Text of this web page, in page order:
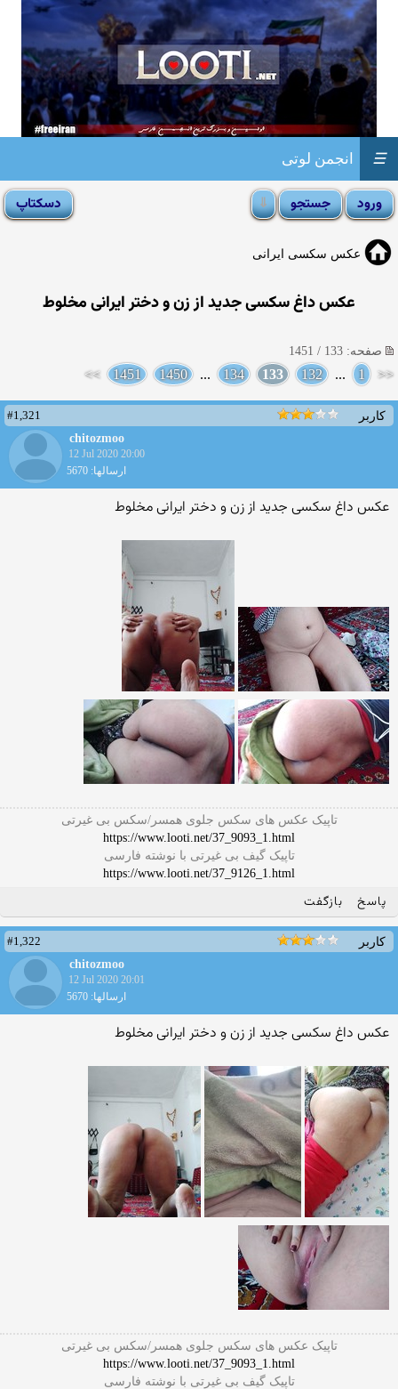
انجمن لوتی ☰
عکس سکسی ایرانی
عکس داغ سکسی جدید از زن و دختر ایرانی مخلوط
صفحه: 133 / 1451
<<
1
...
132
133
134
...
1450
1451
>>
کاربر
#1,321
chitozmoo
12 Jul 2020 20:00
ارسالها: 5670
عکس داغ سکسی جدید از زن و دختر ایرانی مخلوط
تاپیک عکس های سکس جلوی همسر/سکس بی غیرتی
https://www.looti.net/37_9093_1.html
تاپیک گیف بی غیرتی با نوشته فارسی
https://www.looti.net/37_9126_1.html
پاسخ بازگفت
کاربر
#1,322
chitozmoo
12 Jul 2020 20:01
ارسالها: 5670
عکس داغ سکسی جدید از زن و دختر ایرانی مخلوط
تاپیک عکس های سکس جلوی همسر/سکس بی غیرتی
https://www.looti.net/37_9093_1.html
تاپیک گیف بی غیرتی با نوشته فارسی